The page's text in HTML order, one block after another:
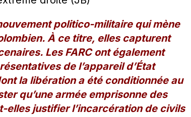
politico-militaire qui mène
À ce titre, elles capturent
Les FARC ont également
de l’appareil d’État
la libération a été conditionnée au
qu’une armée emprisonne des
elles justifier l’incarcération de civils